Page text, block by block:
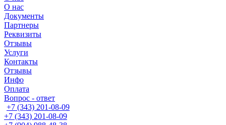
О нас
Документы
Партнеры
Реквизиты
Отзывы
Услуги
Контакты
Отзывы
Инфо
Оплата
Вопрос - ответ
+7 (343) 201-08-09
+7 (343) 201-08-09